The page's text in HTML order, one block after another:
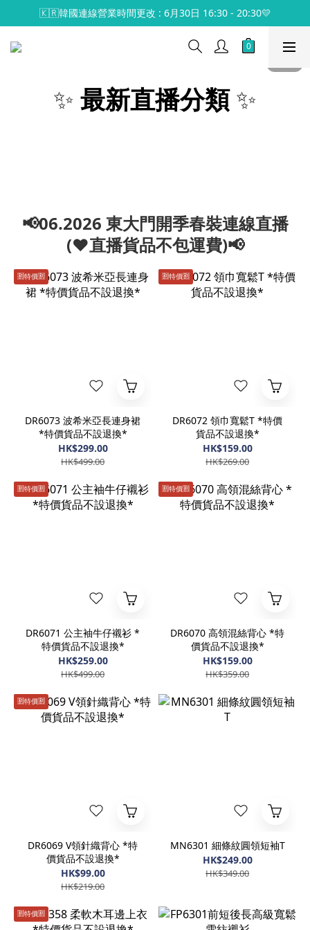
🇰🇷韓國連線營業時間更改 : 6月30日 16:30 - 20:30💛
✨ 最新直播分類✨
📢06.2026 東大門開季春裝連線直播
(♥️直播貨品不包運費)📢
🈹️特價🈹️
DR6073 波希米亞長連身裙
*特價貨品不設退換*
HK$299.00
HK$499.00
🈹️特價🈹️
DR6072 領巾寬鬆T *特價
貨品不設退換*
HK$159.00
HK$269.00
🈹️特價🈹️
DR6071 公主袖牛仔襯衫 *
特價貨品不設退換*
HK$259.00
HK$499.00
🈹️特價🈹️
DR6070 高領混絲背心 *特
價貨品不設退換*
HK$159.00
HK$359.00
🈹️特價🈹️
DR6069 V領針織背心 *特
價貨品不設退換*
HK$99.00
HK$219.00
MN6301 細條紋圓領短袖T
HK$249.00
HK$349.00
🈹️特價🈹️